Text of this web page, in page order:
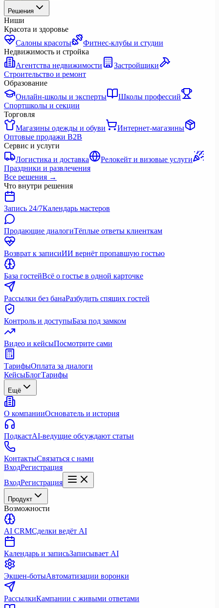
Решения
Ниши
Красота и здоровье
Салоны красоты
Фитнес-клубы и студии
Недвижимость и стройка
Агентства недвижимости
Застройщики
Строительство и ремонт
Образование
Онлайн-школы и эксперты
Школы профессий
Спортшколы и секции
Торговля
Магазины одежды и обуви
Интернет-магазины
Оптовые продажи B2B
Сервис и услуги
Логистика и доставка
Релокейт и визовые услуги
Праздники и развлечения
Все решения →
Что внутри решения
Запись 24/7Календарь мастеров
Продающие диалогиТёплые ответы клиенткам
Возврат к записиИИ вернёт пропавшую гостью
База гостейВсё о гостье в одной карточке
Рассылки без банаРазбудить спящих гостей
Контроль и доступыБаза под замком
Видео и кейсыПосмотрите сами
ТарифыОплата за диалоги
КейсыБлогТарифы
Ещё
О компанииОснователь и история
ПодкастAI-ведущие обсуждают статьи
КонтактыСвязаться с нами
ВходРегистрация
ВходРегистрация
Продукт
Возможности
AI CRMСделки ведёт AI
Календарь и записьЗаписывает AI
Экшен-ботыАвтоматизации воронки
РассылкиКампании с живыми ответами